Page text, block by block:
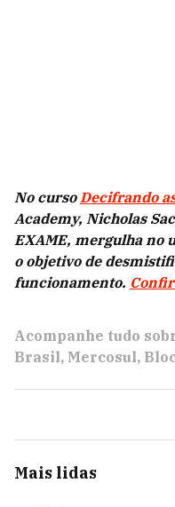
No cursoDecifrando
Academy, Nicholas
EXAME, mergulha no
o objetivo de
funcionamento.
Acompanhe tudo
Brasil Mercosul
Mais lidas